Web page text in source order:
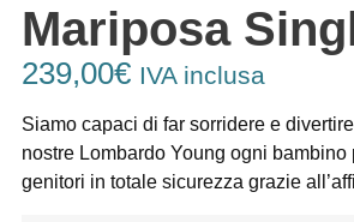
Mariposa
239,00€ IVA inclusa
Siamo capaci di far sorridere e
nostre Lombardo Young ogni
genitori in totale sicurezza grazie